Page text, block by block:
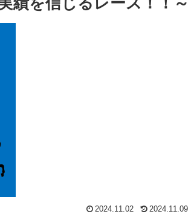
2024.11.02 2024.11.09